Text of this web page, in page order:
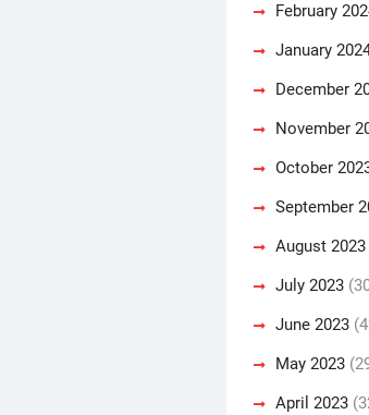
February
January
December
November
October
September
August 2023
July 2023
June 2023
May 2023
April 2023